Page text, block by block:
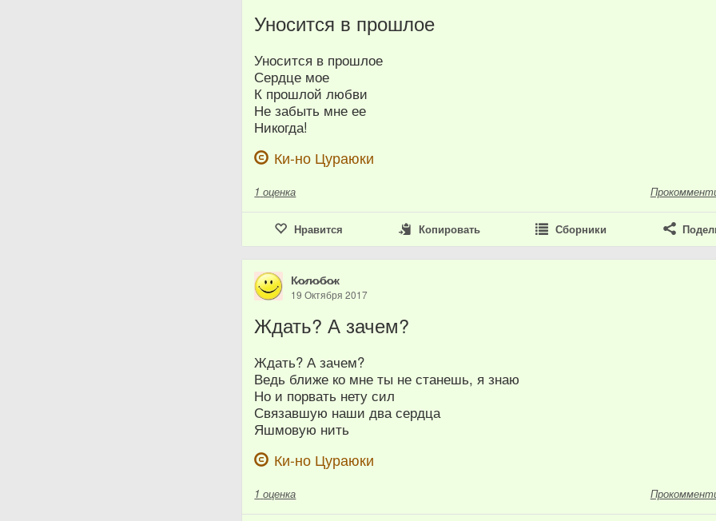
Уносится в прошлое
Уносится в прошлое
Сердце мое
К прошлой любви
Не забыть мне ее
Никогда!
Ки-но Цураюки
1 оценка
Нравится Копировать Сборники
К̷о̷л̷о̷б̷о̷к
19 Октября 2017
Ждать? А зачем?
Ждать? А зачем?
Ведь ближе ко мне ты не станешь, я знаю
Но и порвать нету сил
Связавшую наши два сердца
Яшмовую нить
Ки-но Цураюки
1 оценка